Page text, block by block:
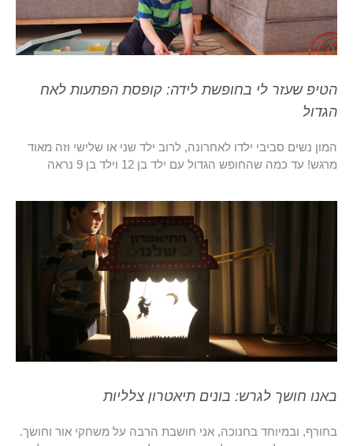
הטיפ שעזר לי בחופשת לידה: קופסת הפתעות לאח
הגדול
המון נשים סביבי ילדו לאחרונה, לרוב ילד שני או שלישי וזה מאוד
מרגש! עד כמה שהחופש הגדול עם ילד בן 12 וילד בן 9 נראה
באנו חושך לגרש: בונים תיאטרון צלליות
בחורף, ובמיוחד בחנוכה, אני חושבת הרבה על משחקי אור וחושך.